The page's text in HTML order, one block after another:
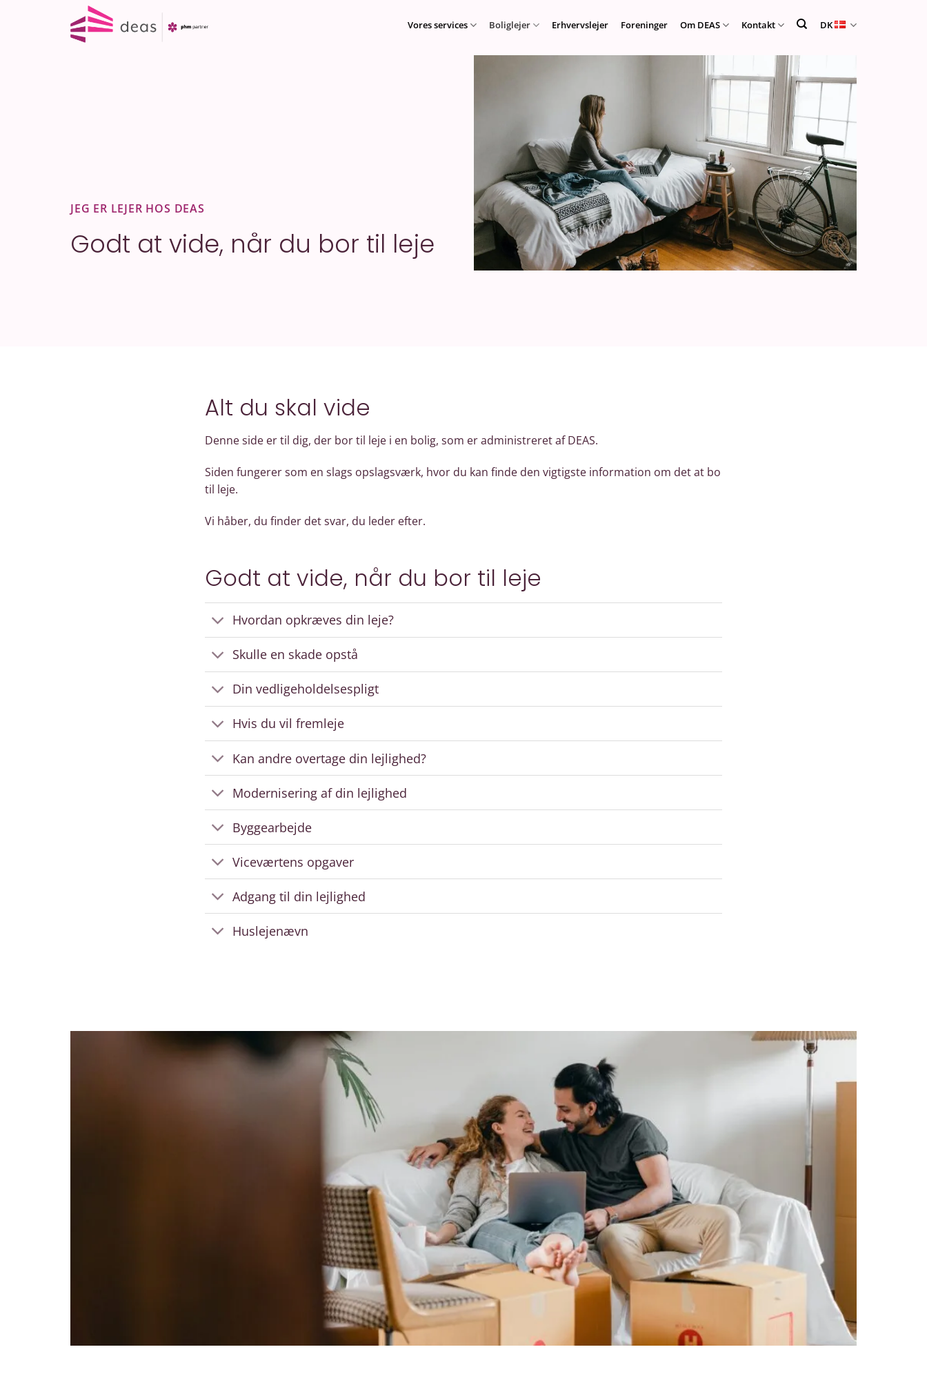
Vores services Boliglejer Erhvervslejer Foreninger Om DEAS Kontakt DK
JEG ER LEJER HOS DEAS
Godt at vide, når du bor til leje
Alt du skal vide
Denne side er til dig, der bor til leje i en bolig, som er administreret af DEAS.
Siden fungerer som en slags opslagsværk, hvor du kan finde den vigtigste information om det at bo
til leje.
Vi håber, du finder det svar, du leder efter.
Godt at vide, når du bor til leje
Hvordan opkræves din leje?
Skulle en skade opstå
Din vedligeholdelsespligt
Hvis du vil fremleje
Kan andre overtage din lejlighed?
Modernisering af din lejlighed
Byggearbejde
Viceværtens opgaver
Adgang til din lejlighed
Huslejenævn